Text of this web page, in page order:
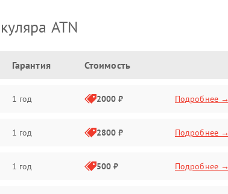
ATN
Гарантия Стоимость
1 год 2000 ₽ Подробнее →
1 год 2800 ₽ Подробнее →
1 год 500 ₽ Подробнее →